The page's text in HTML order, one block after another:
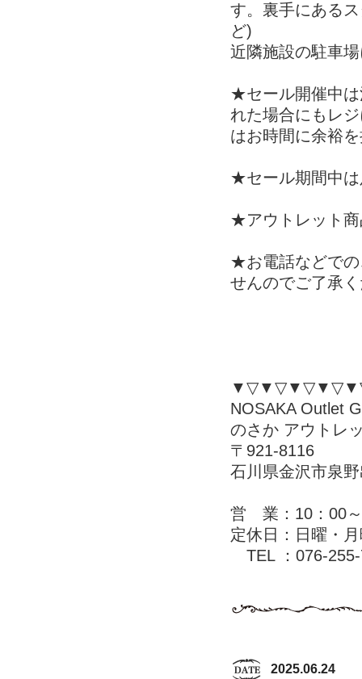
す。裏手にある
ど)
近隣施設の駐車
★セール開催中は
れた場合にもレ
はお時間に余裕
★セール期間中は
★アウトレット商
★お電話などでの
せんのでご了承
NOSAKA Outlet
のさか アウトレ
〒921-8116
石川県金沢市泉
営 業：10：00
定休日：日曜・
TEL ：076-
2025.06.24